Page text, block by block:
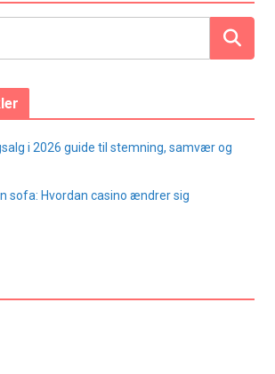
i 2026 guide til stemning, samvær og
sofa: Hvordan casino ændrer sig